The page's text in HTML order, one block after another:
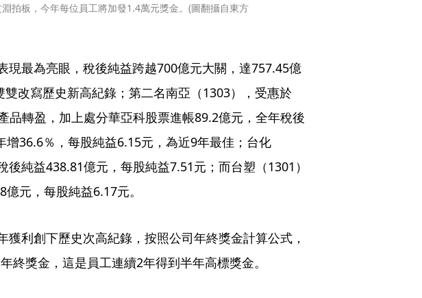
拍板，今年每位員工將加發1.4萬元獎金。(圖翻攝自東方
現最為亮眼，稅後純益跨越700億元大關，達757.45億
改寫歷史新高紀錄；第二名南亞（1303），受惠於
品轉盈，加上處分華亞科股票進帳89.2億元，全年稅後
增36.6％，每股純益6.15元，為近9年最佳；台化
後純益438.81億元，每股純益7.51元；而台塑（1301）
元，每股純益6.17元。
獲利創下歷史次高紀錄，按照公司年終獎金計算公式，
終獎金，這是員工連續2年得到半年高標獎金。